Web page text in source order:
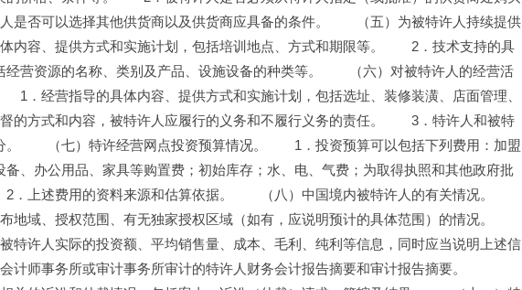
是否可以选择其他供货商以及供货商应具备的条件。　　（五）为被特许人持续提供
内容、提供方式和实施计划，包括培训地点、方式和期限等。　　2．技术支持的具
营资源的名称、类别及产品、设施设备的种类等。　　（六）对被特许人的经营活
1．经营指导的具体内容、提供方式和实施计划，包括选址、装修装潢、店面管理、
的方式和内容，被特许人应履行的义务和不履行义务的责任。　　3．特许人和被特
　　（七）特许经营网点投资预算情况。　　1．投资预算可以包括下列费用：加盟
、办公用品、家具等购置费；初始库存；水、电、气费；为取得执照和其他政府批
2．上述费用的资料来源和估算依据。　　（八）中国境内被特许人的有关情况。
地域、授权范围、有无独家授权区域（如有，应说明预计的具体范围）的情况。
特许人实际的投资额、平均销售量、成本、毛利、纯利等信息，同时应当说明上述信
计师事务所或审计事务所审计的特许人财务会计报告摘要和审计报告摘要。